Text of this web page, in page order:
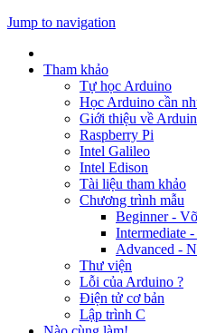
Jump to navigation
Tham khảo
Tự học Arduino
Học Arduino cần
Giới thiệu về
Raspberry Pi
Intel Galileo
Intel Edison
Tài liệu tham khảo
Chương trình mẫu
Beginner -
Intermediate
Advanced -
Thư viện
Lỗi của Arduino ?
Điện tử cơ bản
Lập trình C